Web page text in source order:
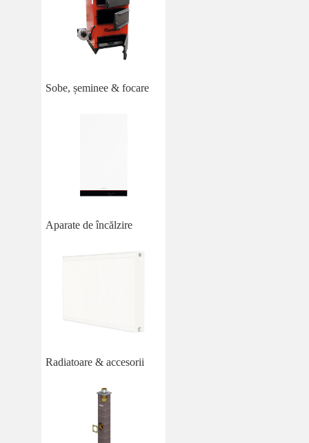
Sobe, șeminee & focare
Aparate de încălzire
Radiatoare & accesorii